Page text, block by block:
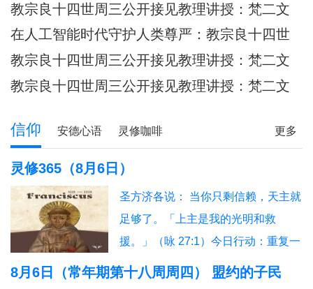
教宗良十四世周三公开接见教理讲授：梵二文
献 III：《礼仪宪章》
在人工智能时代守护人类尊严：教宗良十四世
首封通谕《伟大的人类》预先品尝
教宗良十四世周三公开接见教理讲授：梵二文
献 III：《礼仪宪章》
教宗良十四世周三公开接见教理讲授：梵二文
更多
信仰 安德心语 灵修咖啡
圣方济各的足迹
青年之友
青葱岁月 信仰见证
灵修365（8月6日）
圣方济各说： 当你只剩信赖，天主就
足够了。「上主是我的光明和救
援。」（咏 27:1）今日行动：重复一
句信赖的祈祷。祈祷：主，我信赖
8月6日（常年期第十八周周四） 盟约的子民